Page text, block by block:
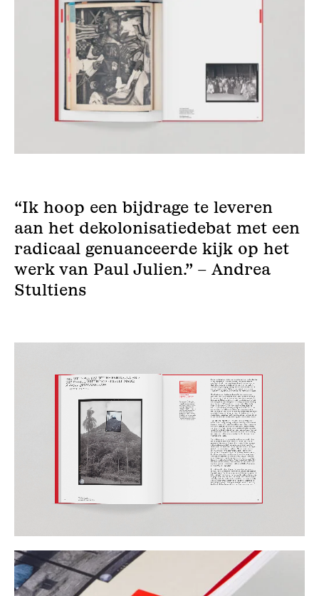
“Ik hoop een bijdrage te leveren
aan het dekolonisatiedebat met een
radicaal genuanceerde kijk op het
werk van Paul Julien.” – Andrea
Stultiens